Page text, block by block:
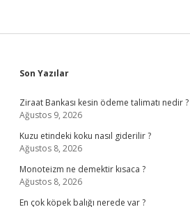
Sidebar
Son Yazılar
Ziraat Bankası kesin ödeme talimatı nedir ?
Ağustos 9, 2026
Kuzu etindeki koku nasıl giderilir ?
Ağustos 8, 2026
Monoteizm ne demektir kısaca ?
Ağustos 8, 2026
En çok köpek balığı nerede var ?